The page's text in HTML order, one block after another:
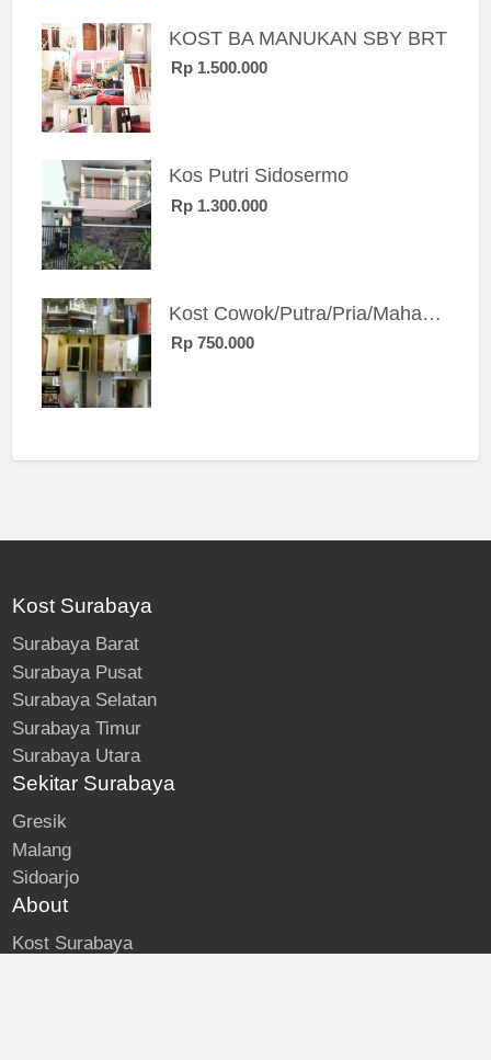
KOST BA MANUKAN SBY BRT
Rp 1.500.000
Kos Putri Sidosermo
Rp 1.300.000
Kost Cowok/Putra/Pria/Mahasiswa/Karyawan SIngle eksklusif bangunan baru
Rp 750.000
Kost Surabaya
Surabaya Barat
Surabaya Pusat
Surabaya Selatan
Surabaya Timur
Surabaya Utara
Sekitar Surabaya
Gresik
Malang
Sidoarjo
About
Kost Surabaya